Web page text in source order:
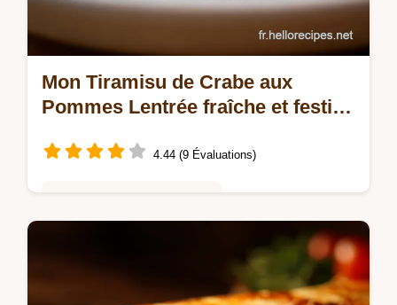
Mon Tiramisu de Crabe aux
Pommes Lentrée fraîche et festive
4.44 (9 Évaluations)
Osez le Tiramisu de Crabe aux Pommes
une entrée fraîche et bluffante Ce Tiramisu
salé avec crème raifort et Calvados est